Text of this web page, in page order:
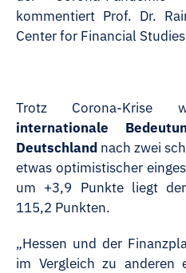
kommentiert Prof. Dr.
Center for Financial
Trotz Corona-
internationale
Deutschlandnach zwei
etwas optimistischer
um +3,9 Punkte liegt
115,2 Punkten.
„Hessen und der
im Vergleich zu anderen